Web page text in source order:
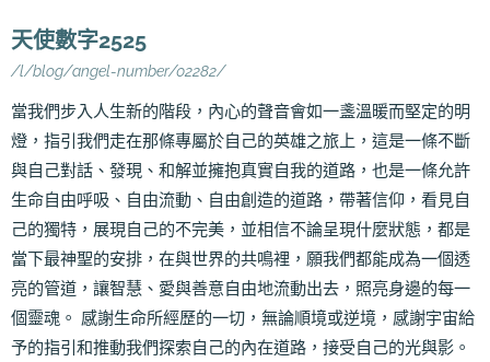
天使數字2525
/l/blog/angel-number/02282/
當我們步入人生新的階段，內心的聲音會如一盞溫暖而堅定的明
燈，指引我們走在那條專屬於自己的英雄之旅上，這是一條不斷
與自己對話、發現、和解並擁抱真實自我的道路，也是一條允許
生命自由呼吸、自由流動、自由創造的道路，帶著信仰，看見自
己的獨特，展現自己的不完美，並相信不論呈現什麼狀態，都是
當下最神聖的安排，在與世界的共鳴裡，願我們都能成為一個透
亮的管道，讓智慧、愛與善意自由地流動出去，照亮身邊的每一
個靈魂。 感謝生命所經歷的一切，無論順境或逆境，感謝宇宙給
予的指引和推動我們探索自己的內在道路，接受自己的光與影。